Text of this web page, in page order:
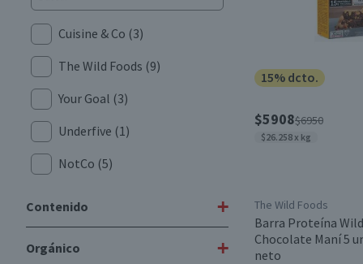
Cuisine & Co (3)
The Wild Foods (9)
Your Goal (3)
Underfive (1)
NotCo (5)
Contenido +
120 g 4 un.
Orgánico +
15% dcto.
$5908$6950
$26.258 x kg
The Wild Foods
Barra Proteína
Chocolate Maní 5
neto